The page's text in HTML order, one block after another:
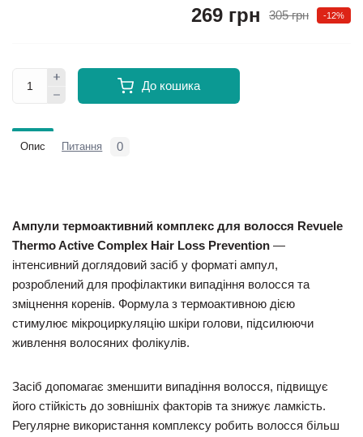
305 грн -12%
269 грн
До кошика
Опис Питання 0
Ампули термоактивний комплекс для волосся Revuele
Thermo Active Complex Hair Loss Prevention —
інтенсивний доглядовий засіб у форматі ампул,
розроблений для профілактики випадіння волосся та
зміцнення коренів. Формула з термоактивною дією
стимулює мікроциркуляцію шкіри голови, підсилюючи
живлення волосяних фолікулів.
Засіб допомагає зменшити випадіння волосся, підвищує
його стійкість до зовнішніх факторів та знижує ламкість.
Регулярне використання комплексу робить волосся більш